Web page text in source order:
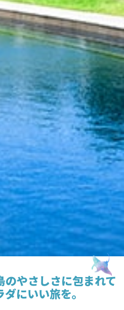
やさしさに包まれて
にいい旅を。